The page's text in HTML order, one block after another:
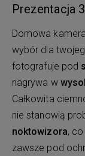
Prezentacja
Domowa
wybór dla
fotografuje pod
nagrywa w
Całkowita
nie stanowią
noktowizora,
zawsze pod